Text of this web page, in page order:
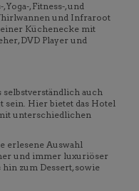
, Fitness-, und
und Infraroot
Küchenecke mit
DVD Player und
auch
sein. Hier bietet das Hotel
unterschiedlichen
erlesene Auswahl
und immer luxuriöser
zum Dessert, sowie